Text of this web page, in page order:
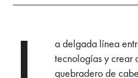
a delgada línea
tecnologías y crear
quebradero de